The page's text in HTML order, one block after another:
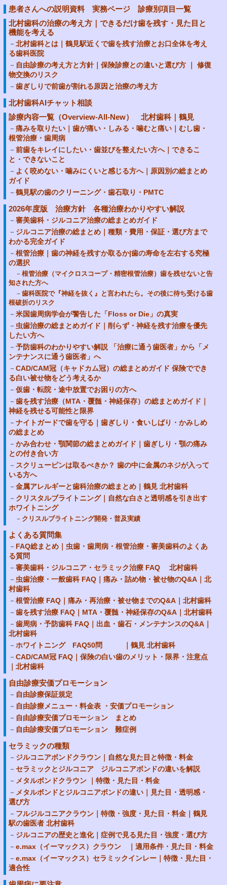
患者さんへの説明資料 実務ページ 診療別項目一覧
北村歯科の治療の考え方｜できるだけ歯を残す・見た目と
機能を考える
北村歯科とは｜鶴見駅近くで歯を残す治療とお口全体を考え
る歯科医院
自由診療の考え方と方針｜保険診療との違いと選び方 ｜ 修復
物交換のリスク
歯ぎしりで前歯が割れる原因と治療の考え方
北村歯科AIチャット相談
診療内容一覧（Overview-All-New） 北村歯科｜鶴見
痛みを取りたい｜歯が痛い・しみる・噛むと痛い｜むし歯・
根管治療・歯周病
前歯をキレイにしたい・歯並びを整えたい方へ｜できるこ
と・できないこと
よく咬めない・噛みにくいと感じる方へ｜原因別の総まとめ
ガイド
鶴見駅の歯のクリーニング・歯石取り・PMTC
2026年度版 治療方針 各種治療わかりやすい解説
審美歯科・ジルコニア治療の総まとめガイド
ジルコニア治療の総まとめ｜種類・費用・保証・選び方まで
わかる完全ガイド
根管治療｜歯の神経を残すか取るか|歯の寿命を左右する究極
の選択
根管治療（マイクロスコープ・精密根管治療）歯を残せないと告
知された方へ
歯科医院で『神経を抜く』と言われたら。その後に待ち受ける歯
根破折のリスク
米国歯周病学会が警告した「Floss or Die」の真実
虫歯治療の総まとめガイド｜削らず・神経を残す治療を優先
したい方へ
予防歯科のわかりやすい解説 「治療に通う歯医者」から「メ
ンテナンスに通う歯医者」へ
CAD/CAM冠（キャドカム冠）の総まとめガイド 保険ででき
る白い被せ物をどう考えるか
仮歯・転院・途中放置でお困りの方へ
歯を残す治療（MTA・覆髄・神経保存）の総まとめガイド｜
神経を残せる可能性と限界
ナイトガードで歯を守る｜歯ぎしり・食いしばり・かみしめ
の総まとめ
かみ合わせ・顎関節の総まとめガイド｜歯ぎしり・顎の痛み
との付き合い方
スクリューピンは取るべきか？ 歯の中に金属のネジが入って
いる方へ
金属アレルギーと歯科治療の総まとめ｜鶴見 北村歯科
クリスタルブライトニング｜自然な白さと透明感を引き出す
ホワイトニング
クリスルブライトニング開発・普及実績
よくある質問集
FAQ総まとめ｜虫歯・歯周病・根管治療・審美歯科のよくあ
る質問
審美歯科・ジルコニア・セラミック治療 FAQ 北村歯科
虫歯治療・一般歯科 FAQ｜痛み・詰め物・被せ物のQ&A｜北
村歯科
根管治療 FAQ｜痛み・再治療・被せ物までのQ&A｜北村歯科
歯を残す治療 FAQ｜MTA・覆髄・神経保存のQ&A｜北村歯科
歯周病・予防歯科 FAQ｜出血・歯石・メンテナンスのQ&A｜
北村歯科
ホワイトニング FAQ50問 ｜鶴見 北村歯科
CAD/CAM冠 FAQ｜保険の白い歯のメリット・限界・注意点
｜北村歯科
自由診療安価プロモーション
自由診療保証規定
自由診療メニュー・料金表 ・安価プロモーション
自由診療安価プロモーション まとめ
自由診療安価プロモーション 難症例
セラミックの種類
ジルコニアボンドクラウン｜自然な見た目と特徴・料金
セラミックとジルコニア ジルコニアボンドの違いを解説
メタルボンドクラウン ｜特徴・見た目・料金
メタルボンドとジルコニアボンドの違い｜見た目・透明感・
選び方
フルジルコニアクラウン｜特徴・強度・見た目・料金｜鶴見
駅の歯医者 北村歯科
ジルコニアの歴史と進化｜症例で見る見た目・強度・選び方
e.max（イーマックス）クラウン ｜適用条件・見た目・料金
e.max（イーマックス）セラミックインレー｜特徴・見た目・
適合性